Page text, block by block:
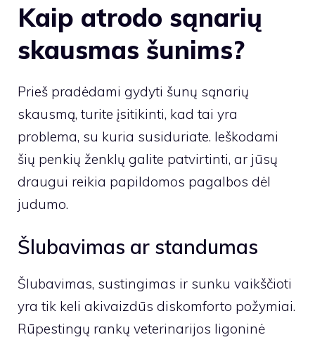
Kaip atrodo sąnarių
skausmas šunims?
Prieš pradėdami gydyti šunų sąnarių
skausmą, turite įsitikinti, kad tai yra
problema, su kuria susiduriate. Ieškodami
šių penkių ženklų galite patvirtinti, ar jūsų
draugui reikia papildomos pagalbos dėl
judumo.
Šlubavimas ar standumas
Šlubavimas, sustingimas ir sunku vaikščioti
yra tik keli akivaizdūs diskomforto požymiai.
Rūpestingų rankų veterinarijos ligoninė